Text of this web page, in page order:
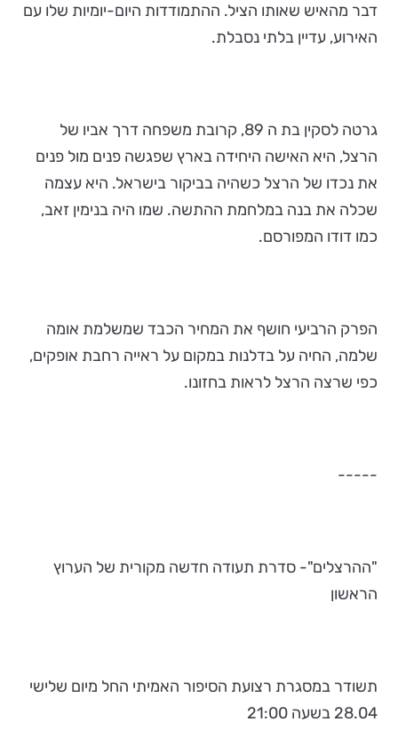
דבר מהאיש שאותו הציל. ההתמודדות היום-יומיות שלו עם
האירוע, עדיין בלתי נסבלת.
גרטה לסקין בת ה 89, קרובת משפחה דרך אביו של
הרצל, היא האישה היחידה בארץ שפגשה פנים מול פנים
את נכדו של הרצל כשהיה בביקור בישראל. היא עצמה
שכלה את בנה במלחמת ההתשה. שמו היה בנימין זאב,
כמו דודו המפורסם.
הפרק הרביעי חושף את המחיר הכבד שמשלמת אומה
שלמה, החיה על בדלנות במקום על ראייה רחבת אופקים,
כפי שרצה הרצל לראות בחזונו.
-----
"ההרצלים"- סדרת תעודה חדשה מקורית של הערוץ
הראשון
תשודר במסגרת רצועת הסיפור האמיתי החל מיום שלישי
28.04 בשעה 21:00